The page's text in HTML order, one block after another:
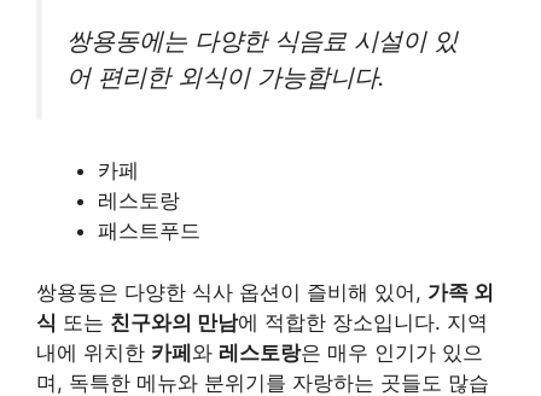
쌍용동에는 다양한 식음료 시설이 있
어 편리한 외식이 가능합니다.
카페
레스토랑
패스트푸드
쌍용동은 다양한 식사 옵션이 즐비해 있어, 가족 외
식 또는 친구와의 만남에 적합한 장소입니다. 지역
내에 위치한 카페와 레스토랑은 매우 인기가 있으
며, 독특한 메뉴와 분위기를 자랑하는 곳들도 많습